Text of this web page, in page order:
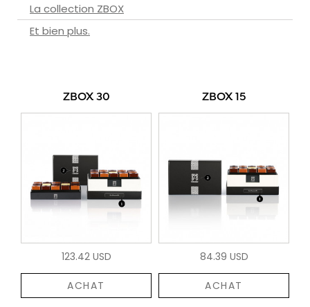
La collection ZBOX
Et bien plus.
ZBOX 30
123.42 USD
ACHAT
ZBOX 15
84.39 USD
ACHAT